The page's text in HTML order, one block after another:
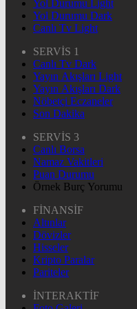
Yol Durumu Light
Yol Durumu Dark
Canlı Tv Light
SERVİS 1
Canlı Tv Dark
Yayın Akışları Light
Yayın Akışları Dark
Nöbetçi Eczaneler
Son Dakika
SERVİS 3
Canlı Borsa
Namaz Vakitleri
Puan Durumu
Örnek Burç Yorumu
FİNANSİF
Altınlar
Dövizler
Hisseler
Kripto Paralar
Pariteler
İNTERAKTİF